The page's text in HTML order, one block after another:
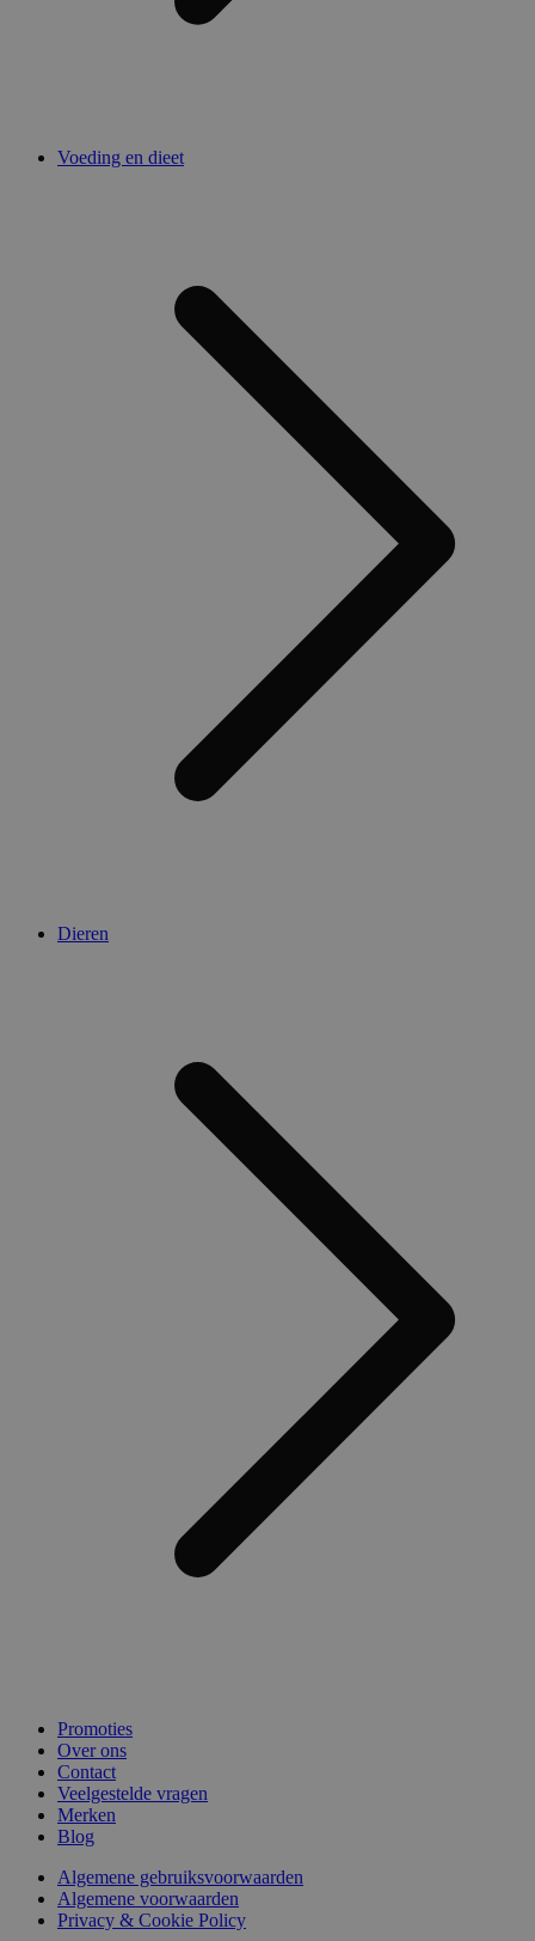
Voeding en dieet
Dieren
Promoties
Over ons
Contact
Veelgestelde vragen
Merken
Blog
Algemene gebruiksvoorwaarden
Algemene voorwaarden
Privacy & Cookie Policy